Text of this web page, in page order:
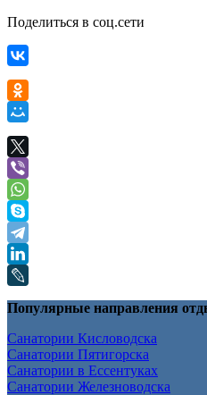
Поделиться в соц.сети
Популярные направления
Санатории Кисловодска
Санатории Пятигорска
Санатории в Ессентуках
Санатории Железноводска